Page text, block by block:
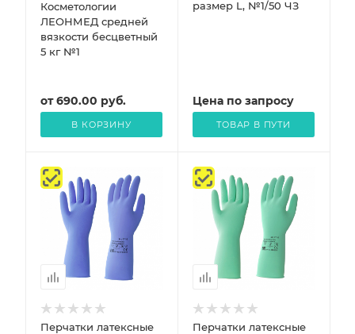
Косметологии
ЛЕОНМЕД средней
вязкости бесцветный
5 кг №1
от690.00 руб.
В КОРЗИНУ
размер L, №1/50 ЧЗ
Цена по запросу
ТОВАР В ПУТИ
Перчатки латексные
Перчатки латексные